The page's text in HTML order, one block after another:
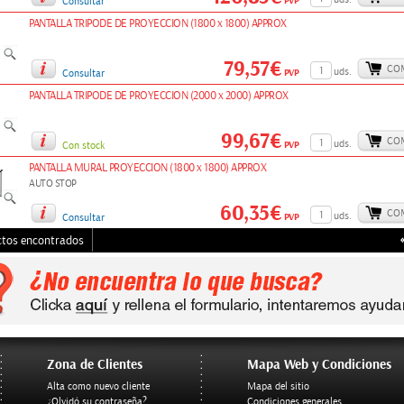
PANTALLA TRIPODE DE PROYECCION (1800 x 1800) APPROX
Consultar uds.
79,57€PVP
PANTALLA TRIPODE DE PROYECCION (2000 x 2000) APPROX
Con stock uds.
99,67€PVP
PANTALLA MURAL PROYECCION (1800 x 1800) APPROX
AUTO STOP
Consultar uds.
60,35€PVP
encontrados
Zona de Clientes
Alta como nuevo cliente
Mapa Web y Condiciones
Mapa del sitio